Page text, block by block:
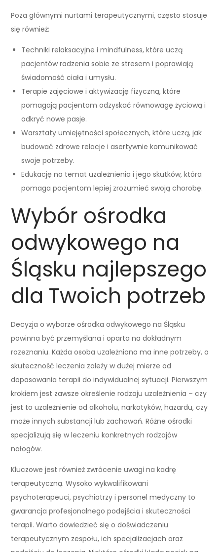
Poza głównymi nurtami terapeutycznymi, często stosuje
się również:
Techniki relaksacyjne i mindfulness, które uczą
pacjentów radzenia sobie ze stresem i poprawiają
świadomość ciała i umysłu.
Terapie zajęciowe i aktywizację fizyczną, które
pomagają pacjentom odzyskać równowagę życiową i
odkryć nowe pasje.
Warsztaty umiejętności społecznych, które uczą, jak
budować zdrowe relacje i asertywnie komunikować
swoje potrzeby.
Edukację na temat uzależnienia i jego skutków, która
pomaga pacjentom lepiej zrozumieć swoją chorobę.
Wybór ośrodka
odwykowego na
Śląsku najlepszego
dla Twoich potrzeb
Decyzja o wyborze ośrodka odwykowego na Śląsku
powinna być przemyślana i oparta na dokładnym
rozeznaniu. Każda osoba uzależniona ma inne potrzeby, a
skuteczność leczenia zależy w dużej mierze od
dopasowania terapii do indywidualnej sytuacji. Pierwszym
krokiem jest zawsze określenie rodzaju uzależnienia – czy
jest to uzależnienie od alkoholu, narkotyków, hazardu, czy
może innych substancji lub zachowań. Różne ośrodki
specjalizują się w leczeniu konkretnych rodzajów
nałogów.
Kluczowe jest również zwrócenie uwagi na kadrę
terapeutyczną. Wysoko wykwalifikowani
psychoterapeuci, psychiatrzy i personel medyczny to
gwarancja profesjonalnego podejścia i skuteczności
terapii. Warto dowiedzieć się o doświadczeniu
terapeutycznym zespołu, ich specjalizacjach oraz